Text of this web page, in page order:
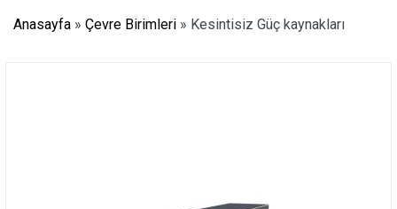
Anasayfa » Çevre Birimleri » Kesintisiz Güç kaynakları